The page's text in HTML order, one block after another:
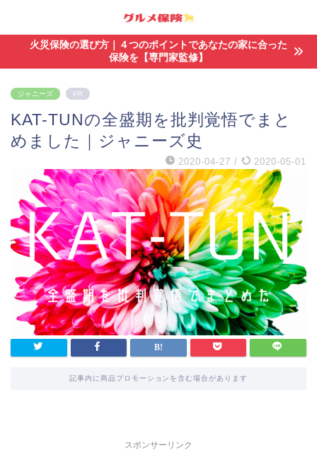
火災保険の選び方｜４つのポイントであなたの家に合った
保険を【専門家監修】
ジャニーズ PR
KAT-TUNの全盛期を批判覚悟でまと
めました｜ジャニーズ史
2020-04-27 / 2020-05-01
記事内に商品プロモーションを含む場合があります
スポンサーリンク